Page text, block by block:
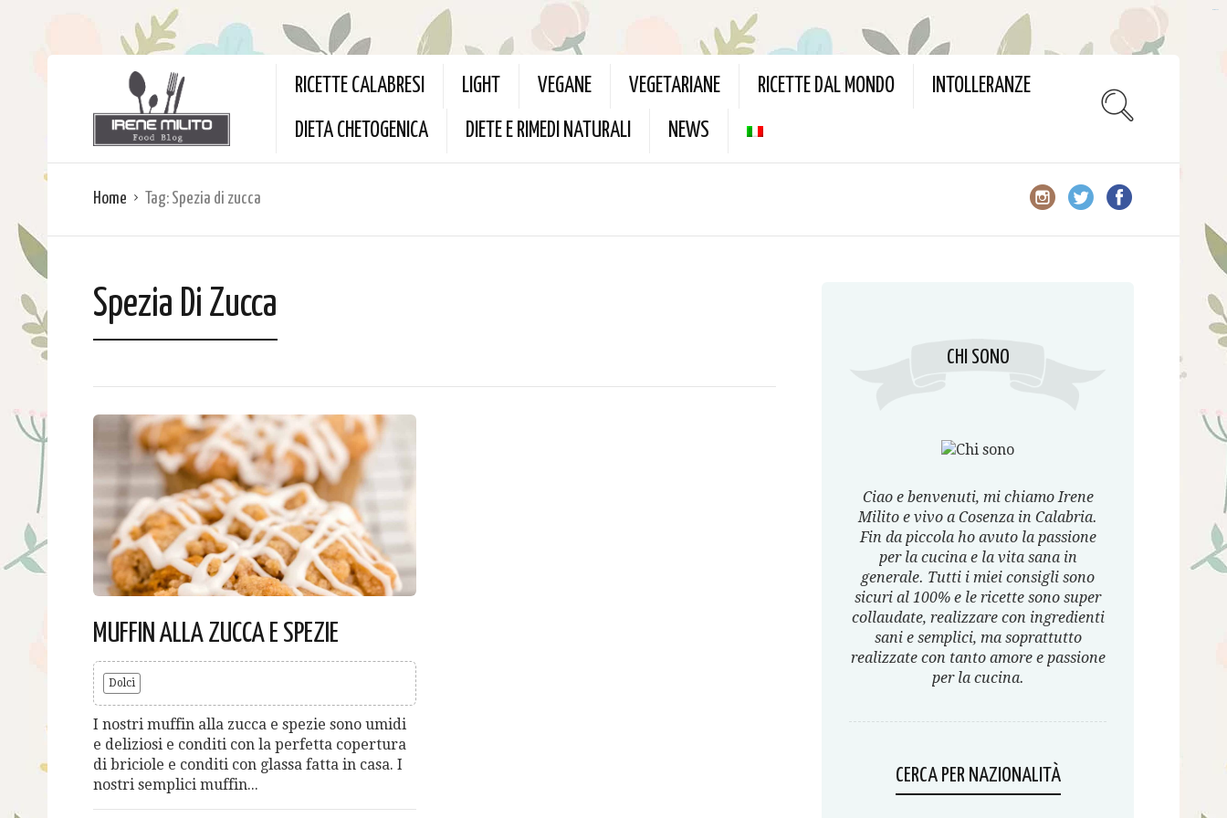
RICETTE CALABRESI LIGHT VEGANE VEGETARIANE RICETTE DAL MONDO INTOLLERANZE
DIETA CHETOGENICA DIETE E RIMEDI NATURALI NEWS
Home Tag: Spezia di zucca
Spezia Di Zucca
MUFFIN ALLA ZUCCA E SPEZIE
Dolci
I nostri muffin alla zucca e spezie sono umidi
e deliziosi e conditi con la perfetta copertura
di briciole e conditi con glassa fatta in casa. I
nostri semplici muffin...
CHI SONO
Ciao e benvenuti, mi chiamo Irene
Milito e vivo a Cosenza in Calabria.
Fin da piccola ho avuto la passione
per la cucina e la vita sana in
generale. Tutti i miei consigli sono
sicuri al 100% e le ricette sono super
collaudate, realizzare con ingredienti
sani e semplici, ma soprattutto
realizzate con tanto amore e passione
per la cucina.
CERCA PER NAZIONALITÀ